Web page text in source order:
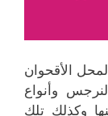
الأقحوان
وأنواع
وكذلك تلك